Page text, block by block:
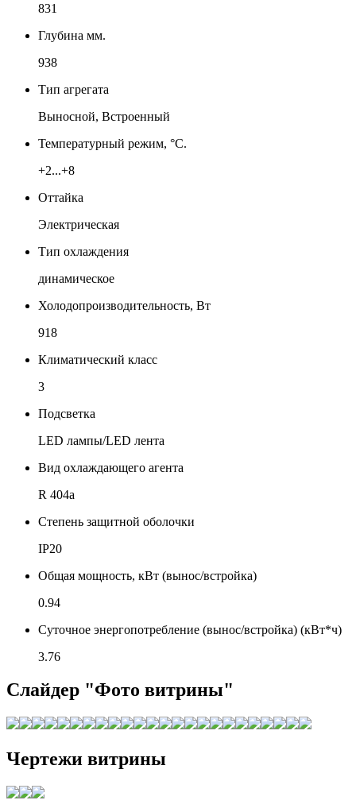
831
Глубина мм.
938
Тип агрегата
Выносной, Встроенный
Температурный режим, °C.
+2...+8
Оттайка
Электрическая
Тип охлаждения
динамическое
Холодопроизводительность, Вт
918
Климатический класс
3
Подсветка
LED лампы/LED лента
Вид охлаждающего агента
R 404a
Степень защитной оболочки
IP20
Общая мощность, кВт (вынос/встройка)
0.94
Суточное энергопотребление (вынос/встройка) (кВт*ч)
3.76
Слайдер "Фото витрины"
Чертежи витрины